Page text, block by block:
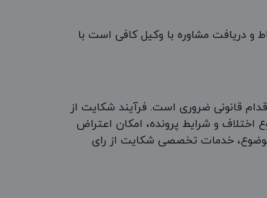
و دریافت مشاوره با وکیل کافی است با
قانونی ضروری است. فرآیند شکایت از
اختلاف و شرایط پرونده، امکان اعتراض
موضوع، خدمات تخصصی شکایت از رای